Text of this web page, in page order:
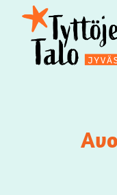
sisältöön